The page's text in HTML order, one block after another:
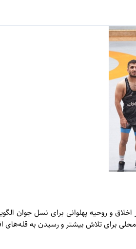
و روحیه پهلوانی برای نسل جوان
برای تلاش بیشتر و رسیدن به قله‌های